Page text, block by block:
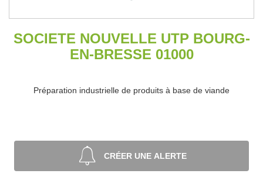
SOCIETE NOUVELLE UTP BOURG-
EN-BRESSE 01000
Préparation industrielle de produits à base de viande
CRÉER UNE ALERTE